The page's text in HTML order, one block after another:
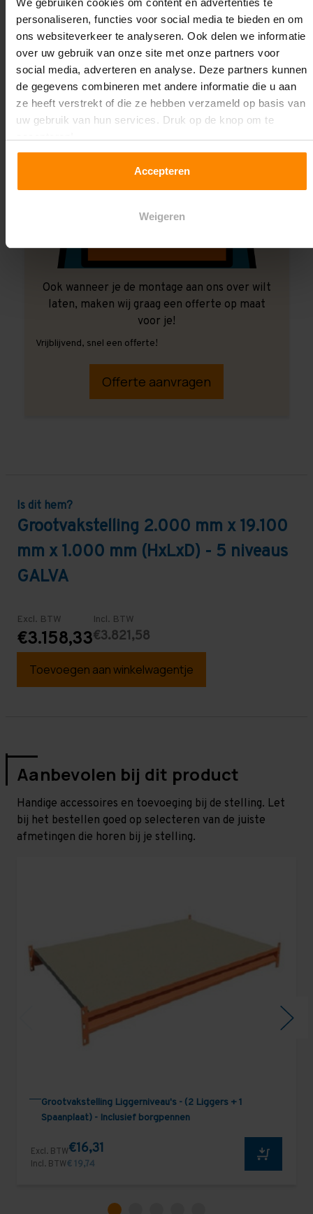
We gebruiken cookies om content en advertenties te
personaliseren, functies voor social media te bieden en om
ons websiteverkeer te analyseren. Ook delen we informatie
over uw gebruik van onze site met onze partners voor
social media, adverteren en analyse. Deze partners kunnen
de gegevens combineren met andere informatie die u aan
ze heeft verstrekt of die ze hebben verzameld op basis van
uw gebruik van hun services. Druk op de knop om te
Accepteren
Weigeren
Ook wanneer je de montage aan ons over wilt
laten, maken wij graag een offerte op maat
voor je!
Vrijblijvend, snel een offerte!
Offerte aanvragen
Is dit hem?
Grootvakstelling 2.000 mm x 19.100
mm x 1.000 mm (HxLxD) - 5 niveaus
GALVA
Excl. BTW
€3.158,33
Incl. BTW
€3.821,58
Toevoegen aan winkelwagentje
Aanbevolen bij dit product
Handige accessoires en toevoeging bij de stelling. Let
bij het bestellen goed op selecteren van de juiste
afmetingen die horen bij je stelling.
Grootvakstelling Liggerniveau's - (2 Liggers + 1
Spaanplaat) - Inclusief borgpennen
Excl. BTW€16,31
Incl. BTW€ 19,74